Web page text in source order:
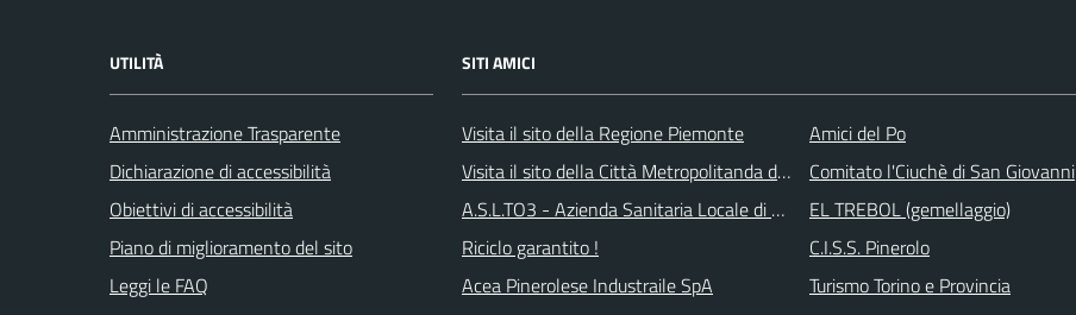
UTILITÀ
Amministrazione Trasparente
Dichiarazione di accessibilità
Obiettivi di accessibilità
Piano di miglioramento del sito
Leggi le FAQ
SITI AMICI
Visita il sito della Regione Piemonte
Visita il sito della Città Metropolitanda di Torino
A.S.L.TO3 - Azienda Sanitaria Locale di Collegno e Pinerolo
Riciclo garantito !
Acea Pinerolese Industraile SpA
Amici del Po
Comitato l'Ciuchè di San Giovanni
EL TREBOL (gemellaggio)
C.I.S.S. Pinerolo
Turismo Torino e Provincia